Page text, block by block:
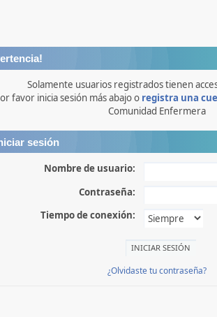
Solamente usuarios registrados tienen
favor inicia sesión más abajo o registra una
Comunidad Enfermera
sesión
Nombre de usuario:
Contraseña:
Tiempo de conexión:
¿Olvidaste tu contraseña?